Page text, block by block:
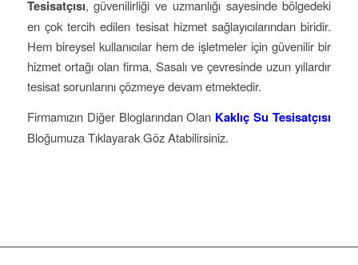
Tesisatçısı, güvenilirliği ve uzmanlığı sayesinde bölgedeki
en çok tercih edilen tesisat hizmet sağlayıcılarından biridir.
Hem bireysel kullanıcılar hem de işletmeler için güvenilir bir
hizmet ortağı olan firma, Sasalı ve çevresinde uzun yıllardır
tesisat sorunlarını çözmeye devam etmektedir.
Firmamızın Diğer Bloglarından Olan Kaklıç Su Tesisatçısı
Bloğumuza Tıklayarak Göz Atabilirsiniz.